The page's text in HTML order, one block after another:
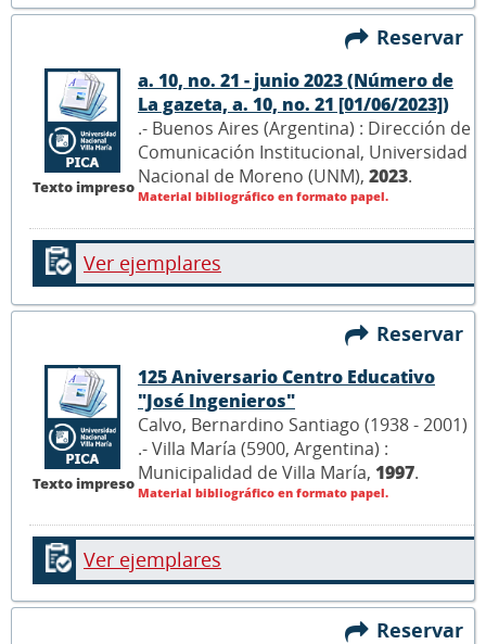
Reservar
Texto impreso
a. 10, no. 21 - junio 2023 (Número de
La gazeta, a. 10, no. 21 [01/06/2023])
.- Buenos Aires (Argentina) : Dirección de
Comunicación Institucional, Universidad
Nacional de Moreno (UNM), 2023.
Material bibliográfico en formato papel.
Ver ejemplares
Reservar
Texto impreso
125 Aniversario Centro Educativo
"José Ingenieros"
Calvo, Bernardino Santiago (1938 - 2001)
.- Villa María (5900, Argentina) :
Municipalidad de Villa María, 1997.
Material bibliográfico en formato papel.
Ver ejemplares
Reservar